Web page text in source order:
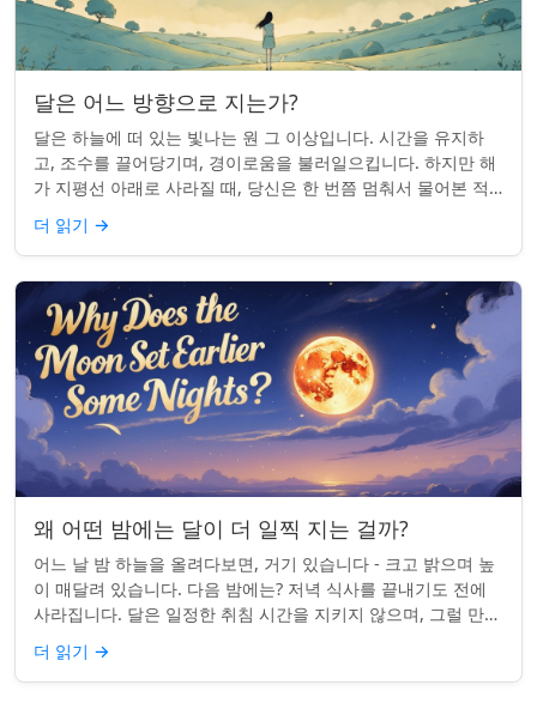
달은 어느 방향으로 지는가?
달은 하늘에 떠 있는 빛나는 원 그 이상입니다. 시간을 유지하
고, 조수를 끌어당기며, 경이로움을 불러일으킵니다. 하지만 해
가 지평선 아래로 사라질 때, 당신은 한 번쯤 멈춰서 물어본 적
이 있나요: 그곳은 어디일까? ...
더 읽기 →
왜 어떤 밤에는 달이 더 일찍 지는 걸까?
어느 날 밤 하늘을 올려다보면, 거기 있습니다 - 크고 밝으며 높
이 매달려 있습니다. 다음 밤에는? 저녁 식사를 끝내기도 전에
사라집니다. 달은 일정한 취침 시간을 지키지 않으며, 그럴 만한
좋은 이유가 있습니다. ...
더 읽기 →